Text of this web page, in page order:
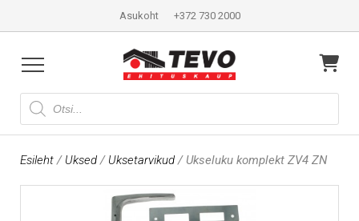
Asukoht +372 730 2000
Products
search
Esileht/ Uksed/ Uksetarvikud/ Ukseluku komplekt ZV4 ZN